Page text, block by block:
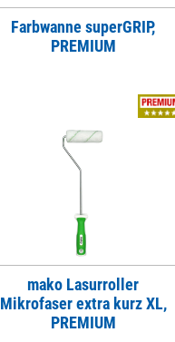
Farbwanne superGRIP,
PREMIUM
mako Lasurroller
Mikrofaser extra kurz XL,
PREMIUM